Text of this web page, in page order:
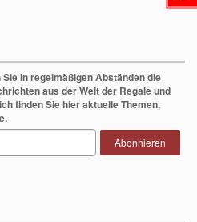
in regelmäßigen Abständen die
aus der Welt der Regale und
finden Sie hier aktuelle Themen,
Abonnieren